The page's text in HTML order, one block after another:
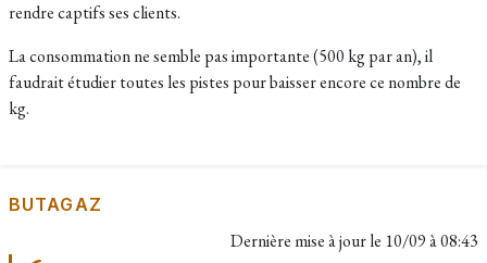
rendre captifs ses clients.
La consommation ne semble pas importante (500 kg par an), il
faudrait étudier toutes les pistes pour baisser encore ce nombre de
kg.
BUTAGAZ
Dernière mise à jour le 10/09 à 08:43